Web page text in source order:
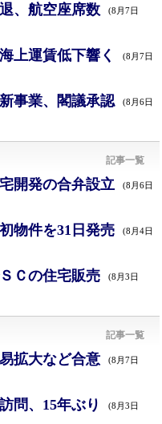
、航空座席数 (8月7日
上運賃低下響く (8月7日
事業、閣議承認 (8月6日
記事一覧
開発の合弁設立 (8月6日
物件を31日発売 (8月4日
Ｃの住宅販売 (8月3日
記事一覧
拡大など合意 (8月7日
問、15年ぶり (8月3日